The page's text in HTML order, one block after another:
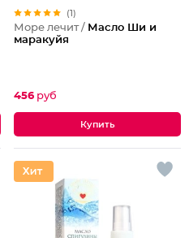
(1)
Море лечит / Масло Ши и
маракуйя
456 руб